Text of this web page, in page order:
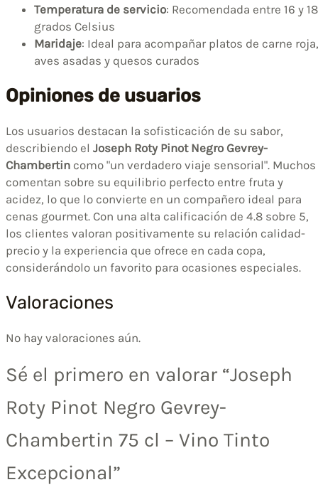
Temperatura de servicio: Recomendada entre 16 y 18
grados Celsius
Maridaje: Ideal para acompañar platos de carne roja,
aves asadas y quesos curados
Opiniones de usuarios
Los usuarios destacan la sofisticación de su sabor,
describiendo el Joseph Roty Pinot Negro Gevrey-
Chambertin como "un verdadero viaje sensorial". Muchos
comentan sobre su equilibrio perfecto entre fruta y
acidez, lo que lo convierte en un compañero ideal para
cenas gourmet. Con una alta calificación de 4.8 sobre 5,
los clientes valoran positivamente su relación calidad-
precio y la experiencia que ofrece en cada copa,
considerándolo un favorito para ocasiones especiales.
Valoraciones
No hay valoraciones aún.
Sé el primero en valorar “Joseph
Roty Pinot Negro Gevrey-
Chambertin 75 cl – Vino Tinto
Excepcional”